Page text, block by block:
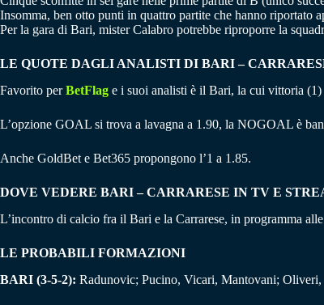
Insomma, ben otto punti in quattro partite che hanno riportato
Per la gara di Bari, mister Calabro potrebbe riproporre la
LE QUOTE DAGLI ANALISTI DI BARI –
Favorito perBetFlag e i suoi analisti è il Bari, la cui vittoria (1)
L’opzione GOAL si trova a lavagna a 1.90, la NOGOAL è
Anche GoldBet e Bet365 propongono l’1 a 1.85.
DOVE VEDERE BARI – CARRARESE IN TV E
L’incontro di calcio fra il Bari e la Carrarese, in programma
LE PROBABILI FORMAZIONI
BARI (3-5-2): Radunovic; Pucino, Vicari, Mantovani;